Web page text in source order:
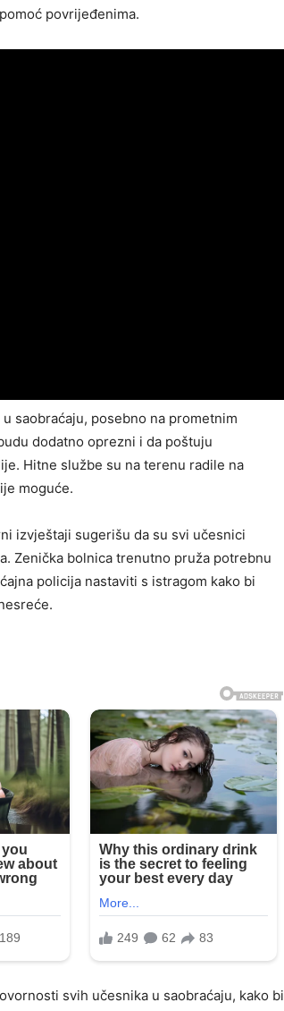
povrijeđenima.
saobraćaju, posebno na prometnim
dodatno oprezni i da poštuju
Hitne službe su na terenu radile na
moguće.
izvještaji sugerišu da su svi učesnici
Zenička bolnica trenutno pruža potrebnu
policija nastaviti s istragom kako bi
svih učesnika u saobraćaju, kako bi